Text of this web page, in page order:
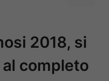
2018, si
completo